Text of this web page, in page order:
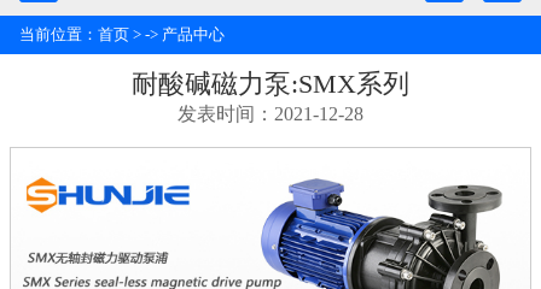
当前位置： 首页 > -> 产品中心
耐酸碱磁力泵:SMX系列
发表时间：2021-12-28